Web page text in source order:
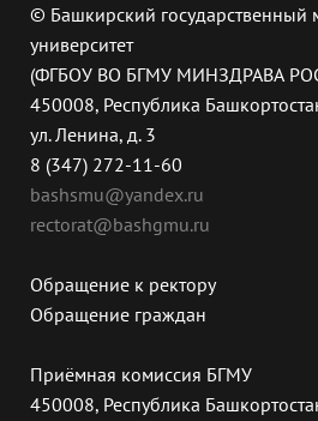
© Башкирский государственный
университет
(ФГБОУ ВО БГМУ МИНЗДРАВА
450008, Республика
ул. Ленина, д. 3
8 (347) 272-11-60
bashsmu@yandex.ru
rectorat@bashgmu.ru
Обращение к ректору
Обращение граждан
Приёмная комиссия БГМУ
450008, Республика